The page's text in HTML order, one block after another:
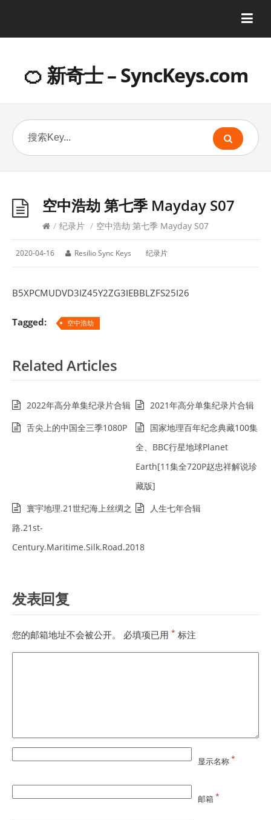
🍊 新奇士 – SyncKeys.com
空中浩劫 第七季 Mayday S07
/ 纪录片 / 空中浩劫 第七季 Mayday S07
2020-04-16 Resilio Sync Keys 纪录片
B5XPCMUDVD3IZ45Y2ZG3IEBBLZFS25I26
Tagged: 空中浩劫
Related Articles
2022年高分单集纪录片合辑
2021年高分单集纪录片合辑
舌尖上的中国全三季1080P
国家地理百年纪念典藏100集
全、BBC行星地球Planet
Earth[11集全720P赵忠祥解说珍
藏版]
寰宇地理.21世纪海上丝绸之
路.21st-
Century.Maritime.Silk.Road.2018
人生七年合辑
发表回复
您的邮箱地址不会被公开。 必填项已用 * 标注
显示名称*
邮箱*